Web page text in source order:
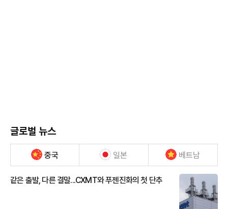
글로벌 뉴스
중국 일본 베트남
같은 출발, 다른 결말...CXMT와 푸젠진화의 첫 단추